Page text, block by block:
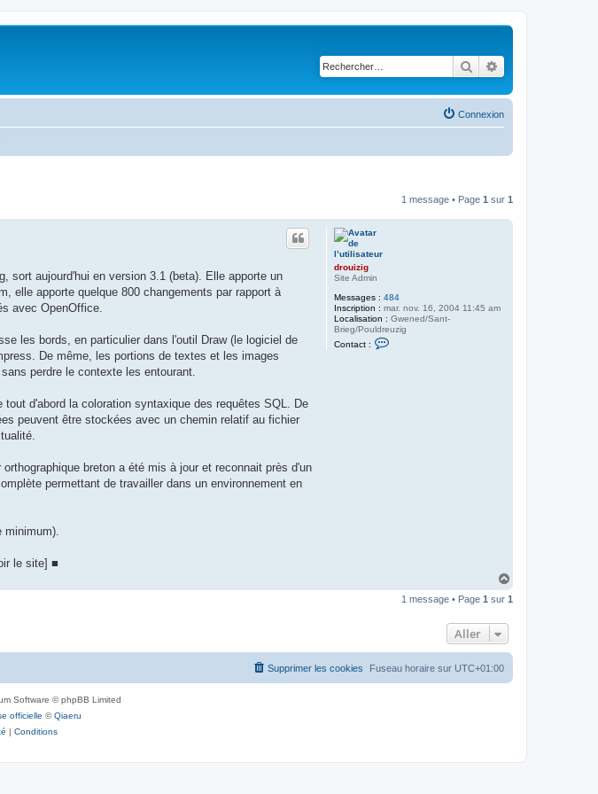
Rechercher
Connexion
1 message • Page 1 sur 1
drouizig
Site Admin
Messages : 484
Inscription : mar. nov. 16, 2004 11:45 am
Localisation : Gwened/Sant-
Brieg/Pouldreuzig
Contact :
sort aujourd'hui en version 3.1 (beta). Elle apporte un
elle apporte quelque 800 changements par rapport à
avec OpenOffice.
les bords, en particulier dans l'outil Draw (le logiciel de
De même, les portions de textes et les images
perdre le contexte les entourant.
d'abord la coloration syntaxique des requêtes SQL. De
peuvent être stockées avec un chemin relatif au fichier
breton a été mis à jour et reconnait près d'un
permettant de travailler dans un environnement en
le site] ■
u
1 message • Page 1 sur 1
Aller
Fuseau horaire sur UTC+01:00
Supprimer les cookies
Software © phpBB Limited
officielle ©Qiaeru
| Conditions